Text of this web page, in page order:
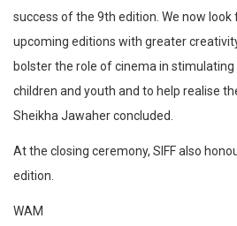
success of the 9th edition. We now
upcoming editions with greater
bolster the role of cinema in
children and youth and to help realise
Sheikha Jawaher concluded.
At the closing ceremony, SIFF also
edition.
WAM